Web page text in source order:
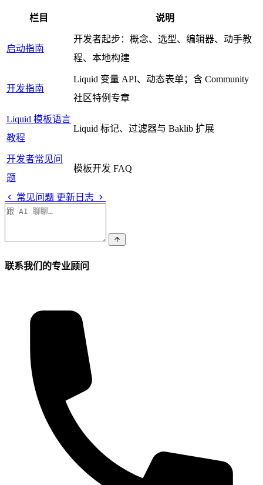
栏目 说明
启动指南
开发者起步：概念、选型、编辑器、动手教
程、本地构建
开发指南
Liquid 变量 API、动态表单；含 Community
社区特例专章
Liquid 模板语言
教程
Liquid 标记、过滤器与 Baklib 扩展
开发者常见问
题
模板开发 FAQ
常见问题 更新日志
联系我们的专业顾问